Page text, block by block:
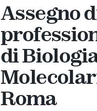
Assegno
di
Roma